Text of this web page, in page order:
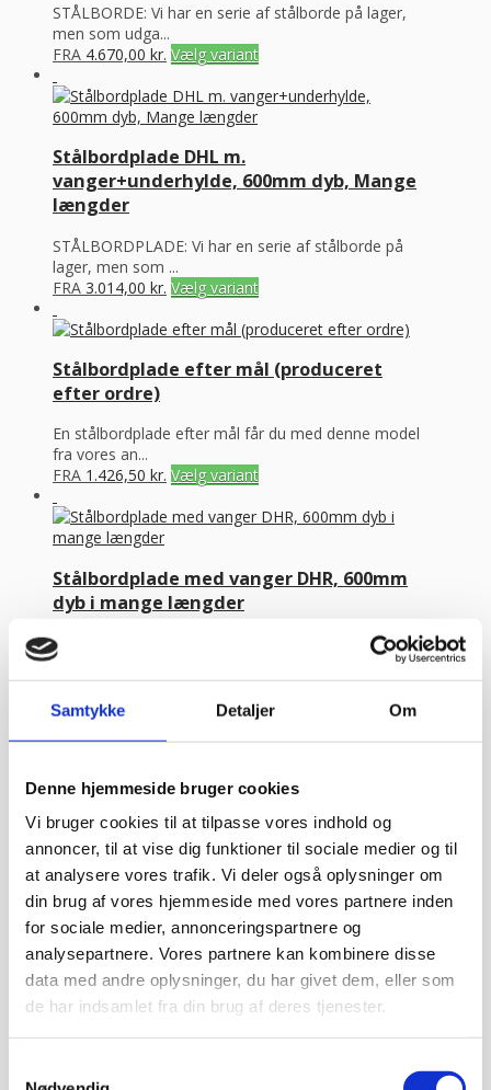
Samtykke Detaljer Om
Denne hjemmeside bruger cookies
Vi bruger cookies til at tilpasse vores indhold og
annoncer, til at vise dig funktioner til sociale medier og til
at analysere vores trafik. Vi deler også oplysninger om
din brug af vores hjemmeside med vores partnere inden
for sociale medier, annonceringspartnere og
analysepartnere. Vores partnere kan kombinere disse
data med andre oplysninger, du har givet dem, eller som
de har indsamlet fra din brug af deres tjenester.
STÅLBORDE: Vi har en serie af stålborde på lager,
men som udga...
FRA 4.670,00 kr. Vælg variant
Stålbordplade DHL m.
vanger+underhylde, 600mm dyb, Mange
længder
STÅLBORDPLADE: Vi har en serie af stålborde på
lager, men som ...
FRA 3.014,00 kr. Vælg variant
Stålbordplade efter mål (produceret
efter ordre)
En stålbordplade efter mål får du med denne model
fra vores an...
FRA 1.426,50 kr. Vælg variant
Stålbordplade med vanger DHR, 600mm
dyb i mange længder
STÅLBORDPLADE: Vores stålvarer er
fødevaregodkendte. Alle vore...
FRA2.879,08kr. Vælg variant
Stålbordplade med vanger DHR, 700mm
dyb i mange længder
STÅLBORDPLADE: Vores stålvarer er
fødevaregodkendte. Alle vore...
FRA2.295,00kr. Vælg variant
Stålbordplade med vanger og
underhylde, DHL, 700 mm dyb i mange
længder
STÅLBORDPLADE: Vi har en serie af stålborde på